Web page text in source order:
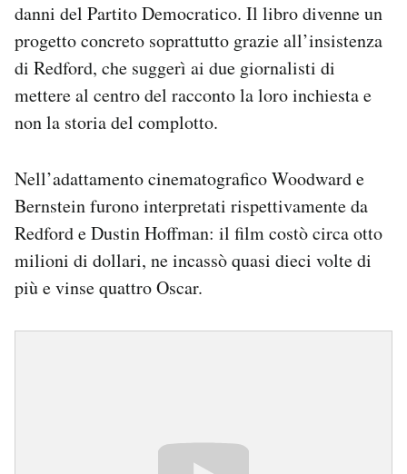
danni del Partito Democratico. Il libro divenne un
progetto concreto soprattutto grazie all’insistenza
di Redford, che suggerì ai due giornalisti di
mettere al centro del racconto la loro inchiesta e
non la storia del complotto.
Nell’adattamento cinematografico Woodward e
Bernstein furono interpretati rispettivamente da
Redford e Dustin Hoffman: il film costò circa otto
milioni di dollari, ne incassò quasi dieci volte di
più e vinse quattro Oscar.